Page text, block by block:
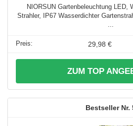
NIORSUN Gartenbeleuchtung LED,
Strahler, IP67 Wasserdichter
29,98 €
ZUM TOP